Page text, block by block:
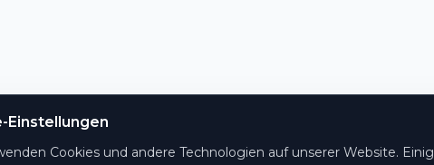
Einstellungen
Cookies und andere Technologien auf unserer Website.